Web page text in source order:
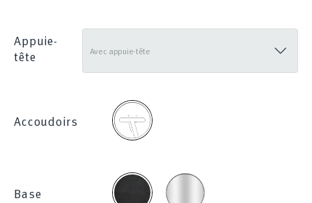
Appuie-
tête
Accoudoirs
2D
Base
Noire Chromée